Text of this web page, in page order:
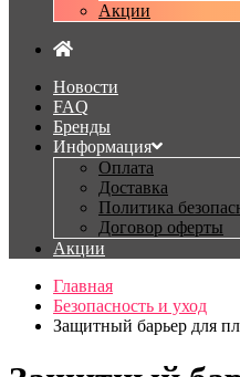
Акции
Новости
FAQ
Бренды
Информация
Оплата
Доставка
Политика
Договор оферты
Акции
Главная
Безопасность и уход
Защитный барьер для